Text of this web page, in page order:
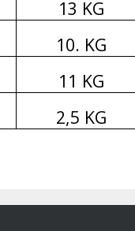
13 KG
10. KG
11 KG
2,5 KG